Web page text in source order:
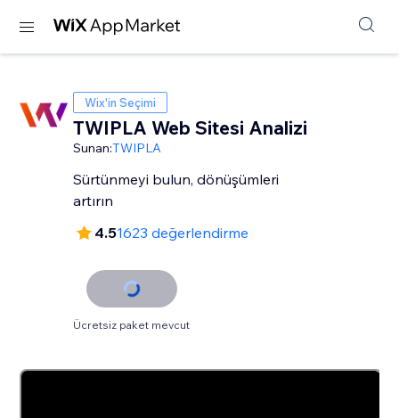
Wix'in Seçimi
TWIPLA Web Sitesi Analizi
Sunan:TWIPLA
Sürtünmeyi bulun, dönüşümleri
artırın
4.51623 değerlendirme
Ücretsiz paket mevcut